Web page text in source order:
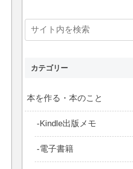
カテゴリー
本を作る・本のこと
Kindle出版メモ
電子書籍